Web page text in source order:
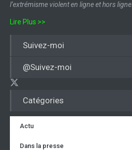
Catégories
Actu
Dans la presse
l’extrémisme violent en ligne et hors ligne.
Lire Plus >>
Suivez-moi
@Suivez-moi